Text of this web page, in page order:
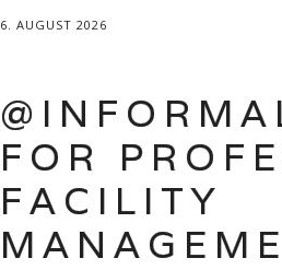
6. AUGUST 2026
FOR
FACILITY